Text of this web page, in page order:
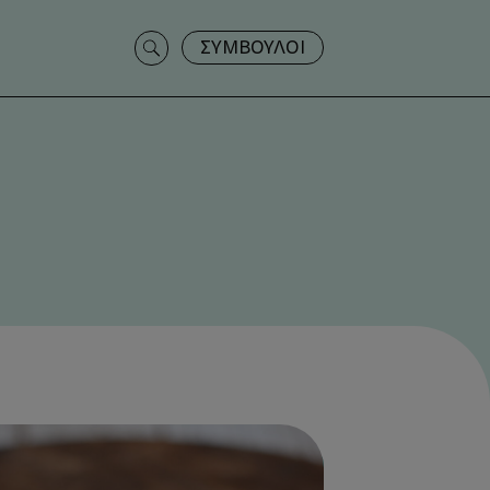
Search
for:
ΣΥΜΒΟΥΛΟΙ